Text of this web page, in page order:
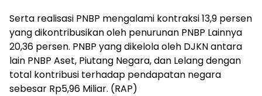
Serta realisasi PNBP mengalami kontraksi 13,9 persen
yang dikontribusikan oleh penurunan PNBP Lainnya
20,36 persen. PNBP yang dikelola oleh DJKN antara
lain PNBP Aset, Piutang Negara, dan Lelang dengan
total kontribusi terhadap pendapatan negara
sebesar Rp5,96 Miliar. (RAP)